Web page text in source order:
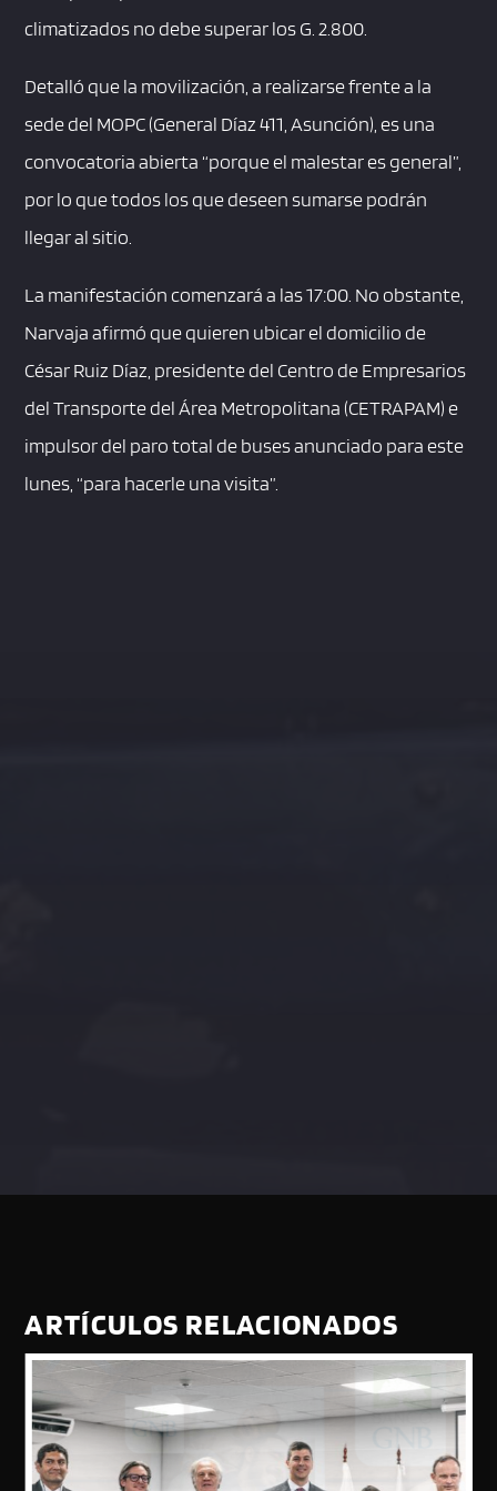
climatizados no debe superar los G. 2.800.
Detalló que la movilización, a realizarse frente a la
sede del MOPC (General Díaz 411, Asunción), es una
convocatoria abierta “porque el malestar es general”,
por lo que todos los que deseen sumarse podrán
llegar al sitio.
La manifestación comenzará a las 17:00. No obstante,
Narvaja afirmó que quieren ubicar el domicilio de
César Ruiz Díaz, presidente del Centro de Empresarios
del Transporte del Área Metropolitana (CETRAPAM) e
impulsor del paro total de buses anunciado para este
lunes, “para hacerle una visita”.
ARTÍCULOS RELACIONADOS